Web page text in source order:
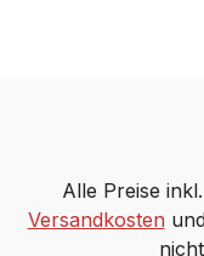
Alle Preise
Versandkosten